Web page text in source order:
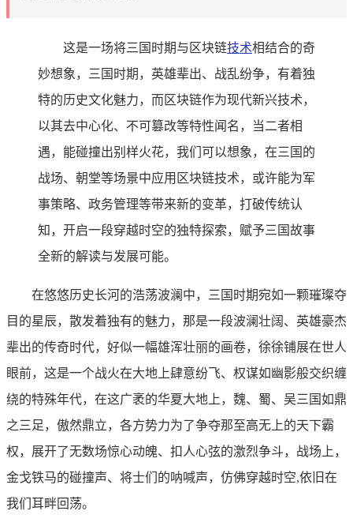
这是一场将三国时期与区块链技术相结合的奇
妙想象，三国时期，英雄辈出、战乱纷争，有着独
特的历史文化魅力，而区块链作为现代新兴技术，
以其去中心化、不可篡改等特性闻名，当二者相
遇，能碰撞出别样火花，我们可以想象，在三国的
战场、朝堂等场景中应用区块链技术，或许能为军
事策略、政务管理等带来新的变革，打破传统认
知，开启一段穿越时空的独特探索，赋予三国故事
全新的解读与发展可能。
在悠悠历史长河的浩荡波澜中，三国时期宛如一颗璀璨夺
目的星辰，散发着独有的魅力，那是一段波澜壮阔、英雄豪杰
辈出的传奇时代，好似一幅雄浑壮丽的画卷，徐徐铺展在世人
眼前，这是一个战火在大地上肆意纷飞、权谋如幽影般交织缠
绕的特殊年代，在这广袤的华夏大地上，魏、蜀、吴三国如鼎
之三足，傲然鼎立，各方势力为了争夺那至高无上的天下霸
权，展开了无数场惊心动魄、扣人心弦的激烈争斗，战场上，
金戈铁马的碰撞声、将士们的呐喊声，仿佛穿越时空,依旧在
我们耳畔回荡。